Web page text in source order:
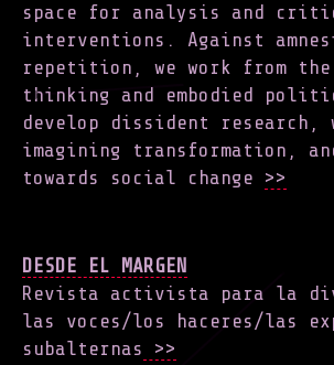
space for analysis and
interventions. Against
repetition, we work from the
thinking and embodied
develop dissident research,
imagining transformation,
towards social change >>
DESDE EL MARGEN
Revista activista para la
las voces/los haceres/las
subalternas >>